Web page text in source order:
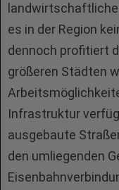
es in der Region
dennoch profitiert
größeren Städten
Infrastruktur
ausgebaute
den umliegenden